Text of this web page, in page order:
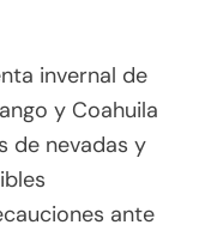
invernal de
y Coahuila
de nevadas y
ante